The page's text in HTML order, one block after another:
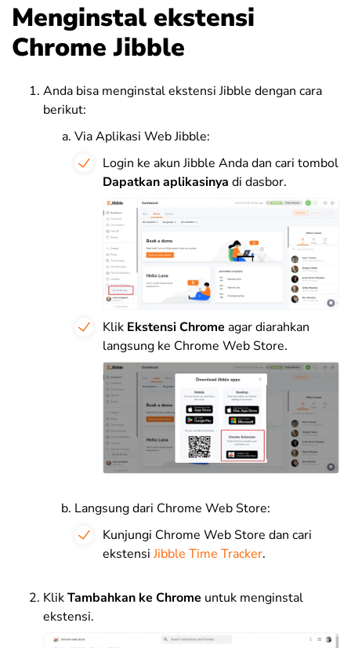
Menginstal ekstensi
Chrome Jibble
Anda bisa menginstal ekstensi Jibble dengan cara
berikut:
Via Aplikasi Web Jibble:
Login ke akun Jibble Anda dan cari tombol
Dapatkan aplikasinya di dasbor.
Klik Ekstensi Chrome agar diarahkan
langsung ke Chrome Web Store.
Langsung dari Chrome Web Store:
Kunjungi Chrome Web Store dan cari
ekstensiJibble Time Tracker.
KlikTambahkan ke Chrome untuk menginstal
ekstensi.